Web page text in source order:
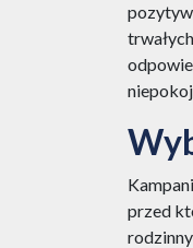
przed